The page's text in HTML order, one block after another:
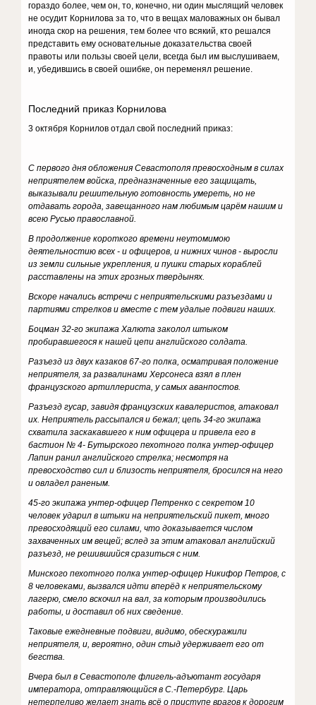
гораздо более, чем он, то, конечно, ни один мыслящий человек
не осудит Корнилова за то, что в вещах маловажных он бывал
иногда скор на решения, тем более что всякий, кто решался
представить ему основательные доказательства своей
правоты или пользы своей цели, всегда был им выслушиваем,
и, убедившись в своей ошибке, он переменял решение.
Последний приказ Корнилова
3 октября Корнилов отдал свой последний приказ:
С первого дня обложения Севастополя превосходным в силах
неприятелем войска, предназначенные его защищать,
выказывали решительную готовность умереть, но не
отдавать города, завещанного нам любимым царём нашим и
всею Русью православной.
В продолжение короткого времени неутомимою
деятельностию всех - и офицеров, и нижних чинов - выросли
из земли сильные укрепления, и пушки старых кораблей
расставлены на этих грозных твердынях.
Вскоре начались встречи с неприятельскими разъездами и
партиями стрелков и вместе с тем удалые подвиги наших.
Боцман 32-го экипажа Халюта заколол штыком
пробиравшегося к нашей цепи английского солдата.
Разъезд из двух казаков 67-го полка, осматривая положение
неприятеля, за развалинами Херсонеса взял в плен
французского артиллериста, у самых аванпостов.
Разъезд гусар, завидя французских кавалеристов, атаковал
их. Неприятель рассыпался и бежал; цепь 34-го экипажа
схватила заскакавшего к ним офицера и привела его в
бастион № 4- Бутырского пехотного полка унтер-офицер
Лапин ранил английского стрелка; несмотря на
превосходство сил и близость неприятеля, бросился на него
и овладел раненым.
45-го экипажа унтер-офицер Петренко с секретом 10
человек ударил в штыки на неприятельский пикет, много
превосходящий его силами, что доказывается числом
захваченных им вещей; вслед за этим атаковал английский
разъезд, не решившийся сразиться с ним.
Минского пехотного полка унтер-офицер Никифор Петров, с
8 человеками, вызвался идти вперёд к неприятельскому
лагерю, смело вскочил на вал, за которым производились
работы, и доставил об них сведение.
Таковые ежедневные подвиги, видимо, обескуражили
неприятеля, и, вероятно, один стыд удерживает его от
бегства.
Вчера был в Севастополе флигель-адъютант государя
императора, отправляющийся в С.-Петербург. Царь
нетерпеливо желает знать всё о приступе врагов к дорогим